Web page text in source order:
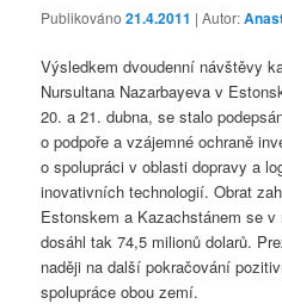
Publikováno21.4.2011 | Autor:
Výsledkem dvoudenní návštěvy
Nursultana Nazarbayeva v
20. a 21. dubna, se stalo
o podpoře a vzájemné ochraně
o spolupráci v oblasti dopravy a
inovativních technologií. Obrat
Estonskem a Kazachstánem se
dosáhl tak 74,5 milionů dolarů.
naději na další pokračování
spolupráce obou zemí.